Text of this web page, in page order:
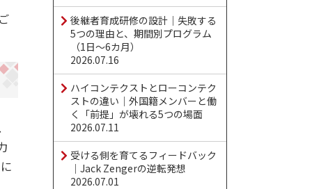
後継者育成研修の設計｜失敗する
5つの理由と、期間別プログラム
（1日〜6カ月）
2026.07.16
ハイコンテクストとローコンテク
ストの違い｜外国籍メンバーと働
く「前提」が壊れる5つの場面
2026.07.11
受ける側を育てるフィードバック
｜Jack Zengerの逆転発想
2026.07.01